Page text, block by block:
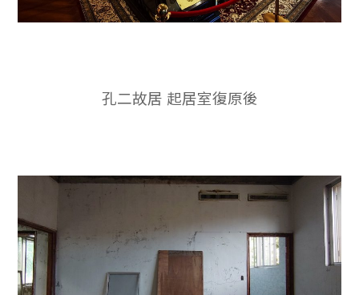
孔二故居 起居室復原後